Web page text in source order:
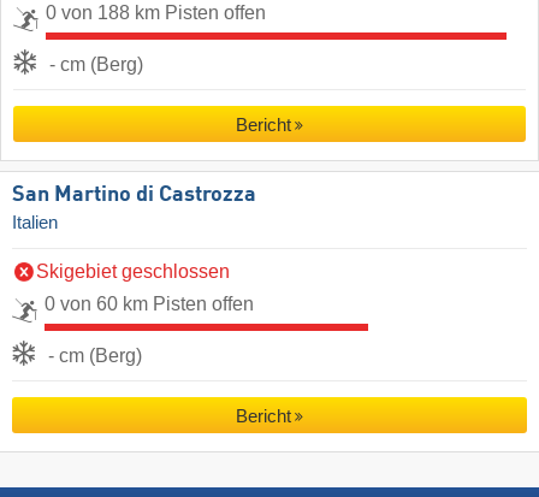
0 von 188 km Pisten offen
- cm (Berg)
Bericht
San Martino di Castrozza
Italien
Skigebiet geschlossen
0 von 60 km Pisten offen
- cm (Berg)
Bericht